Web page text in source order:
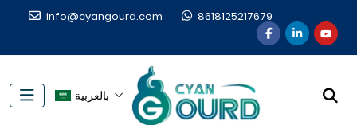
info@cyangourd.com 8618125217679
بالعربية